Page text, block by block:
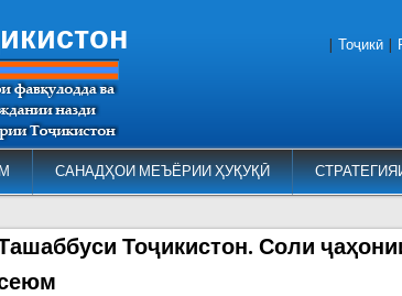
САНАДҲОИ МЕЪЁРИИ ҲУҚУҚӢ
Тоҷикӣ
Тоҷикистон. Соли